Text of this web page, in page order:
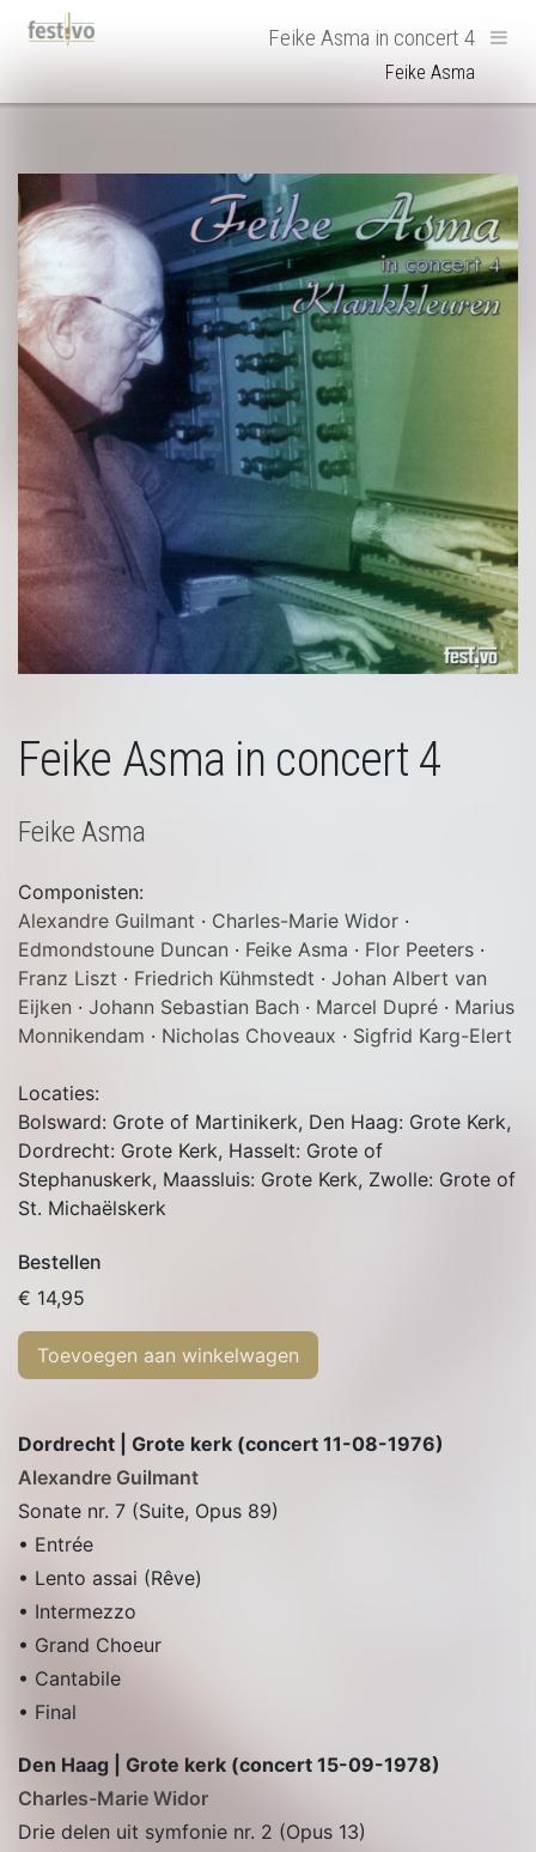
Hoofdnavigatie Feike Asma in concert 4
Feike Asma
Feike Asma in concert 4
Feike Asma
Componisten:
Alexandre Guilmant · Charles-Marie Widor ·
Edmondstoune Duncan · Feike Asma · Flor Peeters ·
Franz Liszt · Friedrich Kühmstedt · Johan Albert van
Eijken · Johann Sebastian Bach · Marcel Dupré · Marius
Monnikendam · Nicholas Choveaux · Sigfrid Karg-Elert
Locaties:
Bolsward: Grote of Martinikerk, Den Haag: Grote Kerk,
Dordrecht: Grote Kerk, Hasselt: Grote of
Stephanuskerk, Maassluis: Grote Kerk, Zwolle: Grote of
St. Michaëlskerk
Bestellen
€ 14,95
Toevoegen aan winkelwagen
Dordrecht | Grote kerk (concert 11-08-1976)
Alexandre Guilmant
Sonate nr. 7 (Suite, Opus 89)
• Entrée
• Lento assai (Rêve)
• Intermezzo
• Grand Choeur
• Cantabile
• Final
Den Haag | Grote kerk (concert 15-09-1978)
Charles-Marie Widor
Drie delen uit symfonie nr. 2 (Opus 13)